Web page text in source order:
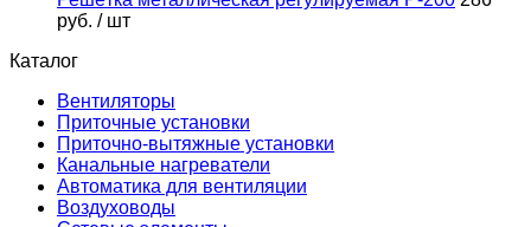
руб. / шт
Каталог
Вентиляторы
Приточные установки
Приточно-вытяжные установки
Канальные нагреватели
Автоматика для вентиляции
Воздуховоды